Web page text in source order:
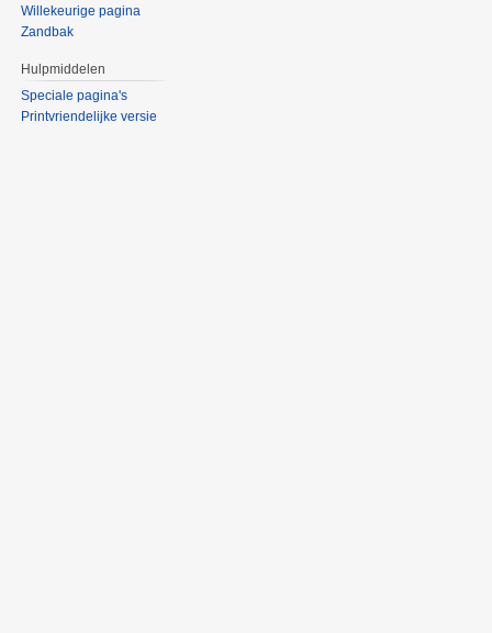
Willekeurige pagina
Zandbak
Hulpmiddelen
Speciale pagina's
Printvriendelijke versie